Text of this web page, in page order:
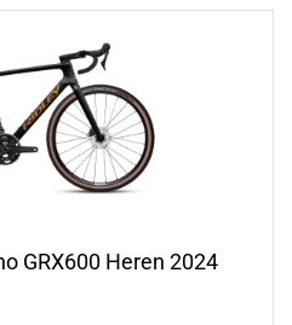
GRX600 Heren 2024